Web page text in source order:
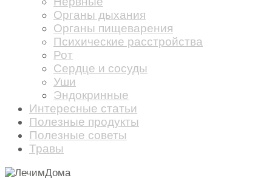
Органы дыхания
Органы пищеварения
Психические расстройства
Рот
Сердце и сосуды
Уши
Эндокринные
Интересные статьи
Полезные продукты
Полезные советы
Травы